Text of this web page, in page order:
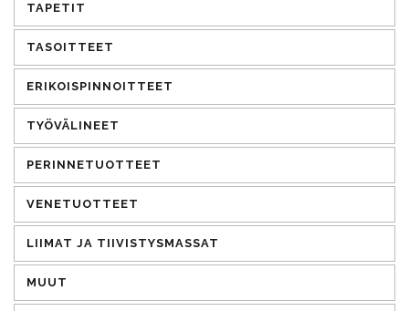
TAPETIT
TASOITTEET
ERIKOISPINNOITTEET
TYÖVÄLINEET
PERINNETUOTTEET
VENETUOTTEET
LIIMAT JA TIIVISTYSMASSAT
MUUT